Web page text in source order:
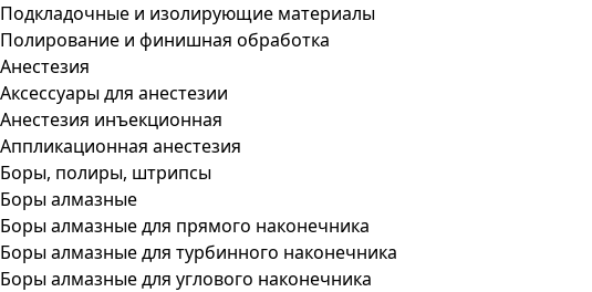
Подкладочные и изолирующие материалы
Полирование и финишная обработка
Анестезия
Аксессуары для анестезии
Анестезия инъекционная
Аппликационная анестезия
Боры, полиры, штрипсы
Боры алмазные
Боры алмазные для прямого наконечника
Боры алмазные для турбинного наконечника
Боры алмазные для углового наконечника